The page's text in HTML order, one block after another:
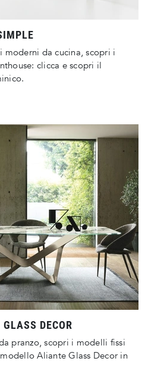
moderni da cucina, scopri i
clicca e scopri il
DECOR
pranzo, scopri i modelli fissi
Aliante Glass Decor in